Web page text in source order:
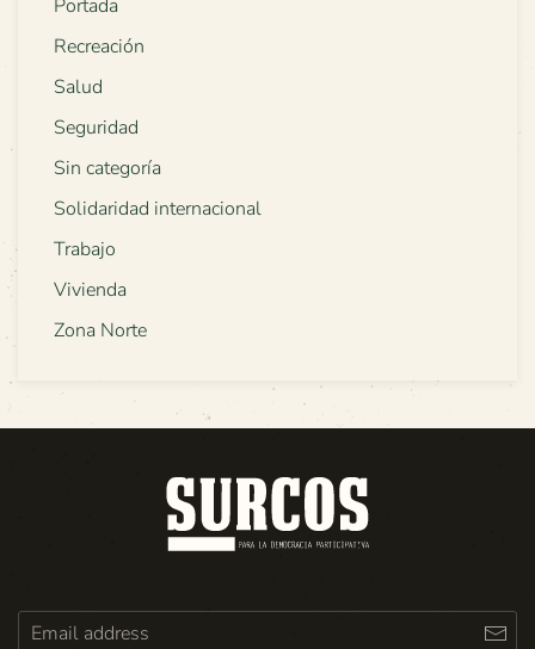
Portada
Recreación
Salud
Seguridad
Sin categoría
Solidaridad internacional
Trabajo
Vivienda
Zona Norte